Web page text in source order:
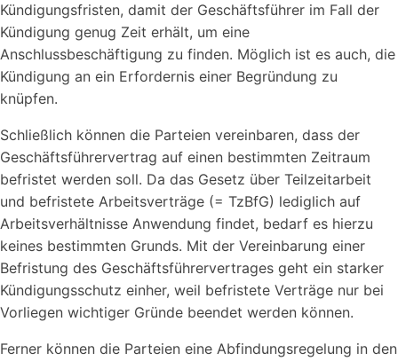
Kündigungsfristen, damit der Geschäftsführer im Fall der
Kündigung genug Zeit erhält, um eine
Anschlussbeschäftigung zu finden. Möglich ist es auch, die
Kündigung an ein Erfordernis einer Begründung zu
knüpfen.
Schließlich können die Parteien vereinbaren, dass der
Geschäftsführervertrag auf einen bestimmten Zeitraum
befristet werden soll. Da das Gesetz über Teilzeitarbeit
und befristete Arbeitsverträge (= TzBfG) lediglich auf
Arbeitsverhältnisse Anwendung findet, bedarf es hierzu
keines bestimmten Grunds. Mit der Vereinbarung einer
Befristung des Geschäftsführervertrages geht ein starker
Kündigungsschutz einher, weil befristete Verträge nur bei
Vorliegen wichtiger Gründe beendet werden können.
Ferner können die Parteien eine Abfindungsregelung in den